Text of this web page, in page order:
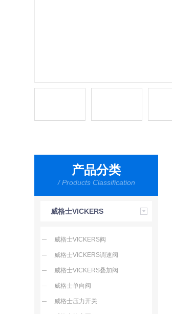
产品分类
/ Products Classification
威格士VICKERS
威格士VICKERS阀
威格士VICKERS调速阀
威格士VICKERS叠加阀
威格士单向阀
威格士压力开关